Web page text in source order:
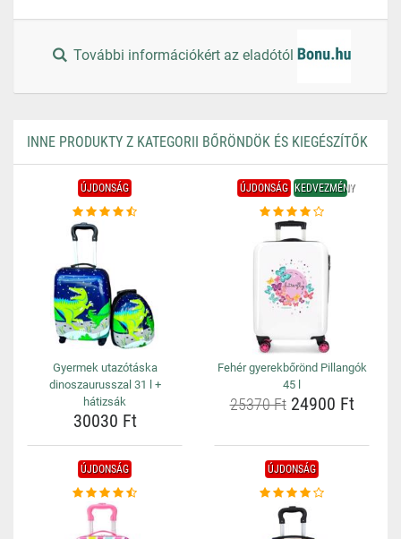
További információkért az eladótól
INNE PRODUKTY Z KATEGORII BŐRÖNDÖK ÉS KIEGÉSZÍTŐK
ÚJDONSÁG
Gyermek utazótáska
dinoszaurusszal 31 l +
hátizsák
30030 Ft
ÚJDONSÁG KEDVEZMÉNY
Fehér gyerekbőrönd Pillangók
45 l
25370 Ft24900 Ft
ÚJDONSÁG ÚJDONSÁG